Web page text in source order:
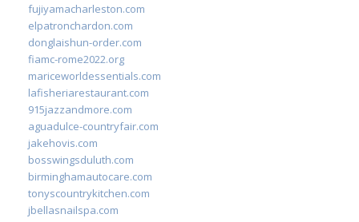
fujiyamacharleston.com
elpatronchardon.com
donglaishun-order.com
fiamc-rome2022.org
mariceworldessentials.com
lafisheriarestaurant.com
915jazzandmore.com
aguadulce-countryfair.com
jakehovis.com
bosswingsduluth.com
birminghamautocare.com
tonyscountrykitchen.com
jbellasnailspa.com